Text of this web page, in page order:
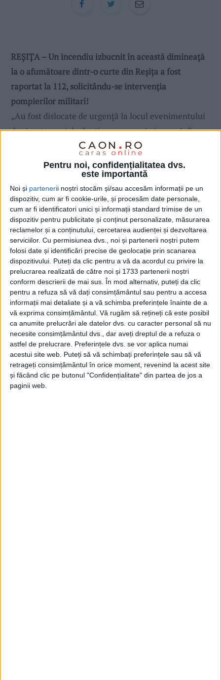
Pentru noi, confidențialitatea dvs.
este importantă
Noi și partenerii noștri stocăm și/sau accesăm informații pe un
dispozitiv, cum ar fi cookie-urile, și procesăm date personale,
cum ar fi identificatori unici și informații standard trimise de un
dispozitiv pentru publicitate și conținut personalizate, măsurarea
reclamelor și a conținutului, cercetarea audienței și dezvoltarea
serviciilor. Cu permisiunea dvs., noi și partenerii noștri putem
folosi date și identificări precise de geolocație prin scanarea
dispozitivului. Puteți da clic pentru a vă da acordul cu privire la
prelucrarea realizată de către noi și 1733 partenerii noștri
conform descrierii de mai sus. În mod alternativ, puteți da clic
pentru a refuza să vă dați consimțământul sau pentru a accesa
informații mai detaliate și a vă schimba preferințele înainte de a
vă exprima consimțământul. Vă rugăm să rețineți că este posibil
ca anumite prelucrări ale datelor dvs. cu caracter personal să nu
necesite consimțământul dvs., dar aveți dreptul de a refuza o
astfel de prelucrare. Preferințele dvs. se vor aplica numai
acestui site web. Puteți să vă schimbați preferințele sau să vă
retrageți consimțământul în orice moment, revenind la acest site
și făcând clic pe butonul "Confidențialitate" din partea de jos a
paginii web.
REȘIȚA – Un incendiu izbucnit în această dimineață
la o afumătoare dintr-o curte din Reșița a fost
raportat la 112, solicitându-se intervenția
pompierilor militari!
„Au fost dislocate de urgență la locul evenimentului
două autospeciale de stingere cu apă și spumă din
cadrul Detașamentului dePompieri Reșița
ambulanță SMURD.“, transmite ISU.Incendiula fost
localizat și lichidat, nefiind înregistrate victime.
Cauza probabilă de izbucnire a acestuia a fost
stabilită ca fiind depozitarea cenușei/jarului nestins
în apropierea materialelor combustibile.